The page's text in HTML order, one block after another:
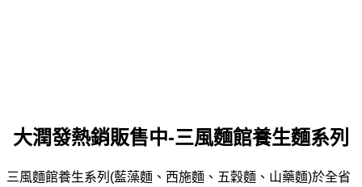
大潤發熱銷販售中-三風麵館養生麵系列
三風麵館養生系列(藍藻麵、西施麵、五穀麵、山藥麵)於全省